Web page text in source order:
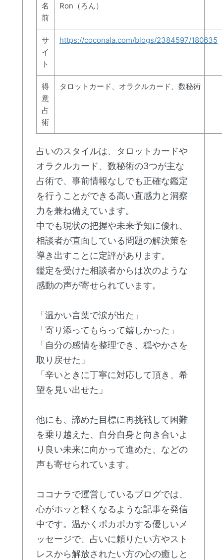
名
前
Ron（ろん）
サ
イ
ト
https://coconala.com/blogs/2384597/180635
得
意
占
術
タロットカード、オラクルカード、数秘術
占いのスタイルは、タロットカードや
オラクルカード、数秘術の3つが主な
占術で、事前情報なしでも正確な鑑定
を行うことができる高い直感力と洞察
力を兼ね備えています。
中でも現状の把握や未来予知に優れ、
相談者が直面している問題の解決策を
導き出すことに定評があります。
鑑定を受けた相談者からは次のような
感動の声が寄せられています。
「温かい言葉で涙が出た」
「寄り添ってもらって嬉しかった」
「自分の感情を整理でき、穏やかさを
取り戻せた」
「辛いときに丁寧に対応して頂き、希
望を見い出せた」
他にも、諦めた目標に再挑戦して困難
を乗り越えた、自分自身と向き合いよ
り良い未来に向かって進めた、などの
声も寄せられています。
ココナラで運営しているブログでは、
心がホッと軽くなるような記事を発信
中です。温かくポカポカする優しいメ
ッセージで、占いに頼りたい方やスト
レスから解放されたい方の心の癒しと